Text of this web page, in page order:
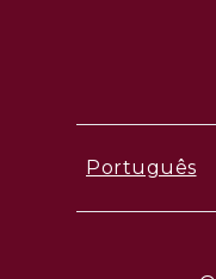
Português